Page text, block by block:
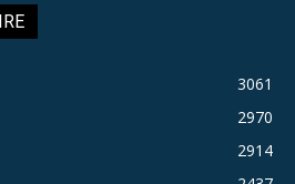
3061
2970
2914